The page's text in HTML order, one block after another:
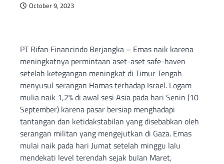
October 9, 2023
PT Rifan Financindo Berjangka – Emas naik karena
meningkatnya permintaan aset-aset safe-haven
setelah ketegangan meningkat di Timur Tengah
menyusul serangan Hamas terhadap Israel. Logam
mulia naik 1,2% di awal sesi Asia pada hari Senin (10
September) karena pasar bersiap menghadapi
tantangan dan ketidakstabilan yang disebabkan oleh
serangan militan yang mengejutkan di Gaza. Emas
mulai naik pada hari Jumat setelah minggu lalu
mendekati level terendah sejak bulan Maret,